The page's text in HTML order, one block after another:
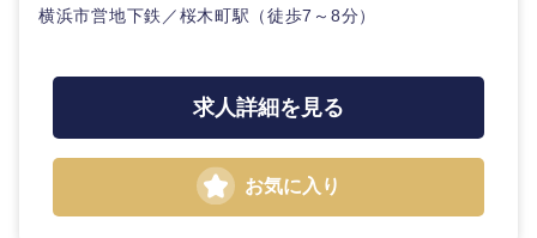
横浜市営地下鉄／桜木町駅（徒歩7～8分）
求人詳細を見る
お気に入り